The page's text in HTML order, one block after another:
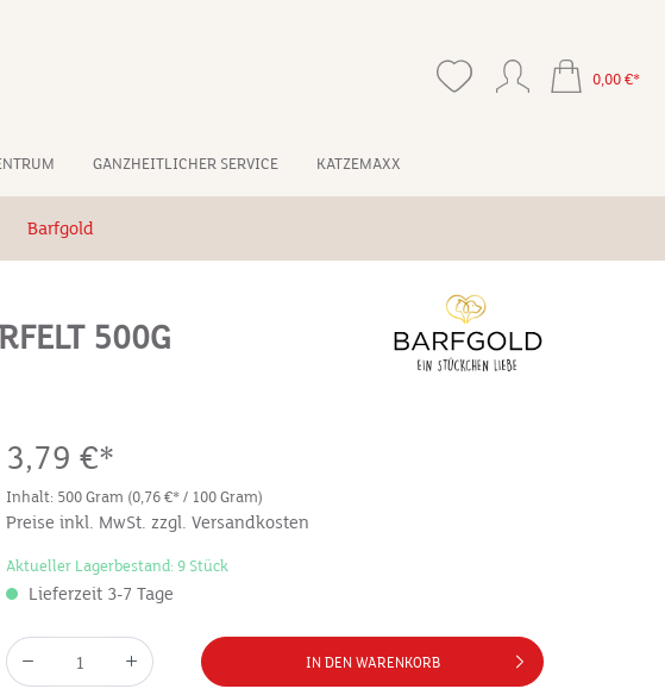
0,00 €*
GANZHEITLICHER SERVICE KATZEMAXX
Barfgold
500G
3,79 €*
Inhalt: 500 Gram (0,76 €* / 100 Gram)
Preise inkl. MwSt. zzgl. Versandkosten
Aktueller Lagerbestand: 9 Stück
Lieferzeit 3-7 Tage
IN DEN WARENKORB